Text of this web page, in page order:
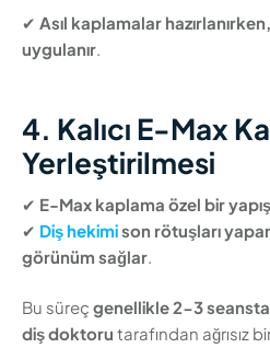
✔ Asıl kaplamalar
uygulanır
4. Kalıcı E-Max
Yerleştirilmesi
✔ E-Max kaplama özel bir
✔ Diş hekimison rötuşları
görünüm sağlar.
Bu süreç genellikle 2-3
diş doktoru tarafından ağrısız